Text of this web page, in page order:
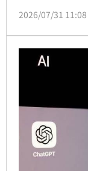
與AI布局帶來的
競賽不一定要
打造一個讓企
2026/07/31 11:08